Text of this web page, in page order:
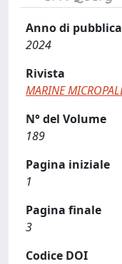
Anno di
2024
Rivista
MARINE
N° del Volume
189
Pagina iniziale
1
Pagina finale
3
Codice DOI